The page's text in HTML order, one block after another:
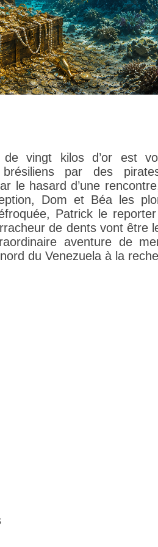
de vingt kilos d’or est
brésiliens par des
le hasard d’une
Dom et Béa les
Patrick le
de dents vont être
aventure de
du Venezuela à la